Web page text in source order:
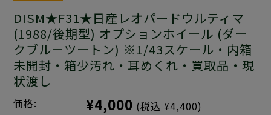
DISM★F31★日産レオパードウルティマ
(1988/後期型) オプションホイール (ダー
クブルーツートン) ※1/43スケール・内箱
未開封・箱少汚れ・耳めくれ・買取品・現
状渡し
価格: ¥4,000 (税込 ¥4,400)